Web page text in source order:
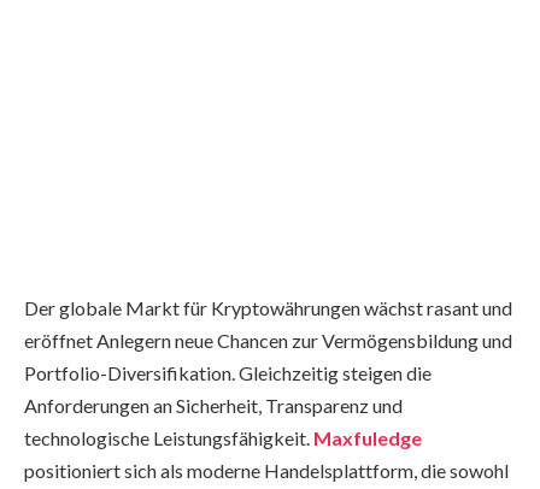
Der globale Markt für Kryptowährungen wächst rasant und
eröffnet Anlegern neue Chancen zur Vermögensbildung und
Portfolio-Diversifikation. Gleichzeitig steigen die
Anforderungen an Sicherheit, Transparenz und
technologische Leistungsfähigkeit. Maxfuledge
positioniert sich als moderne Handelsplattform, die sowohl